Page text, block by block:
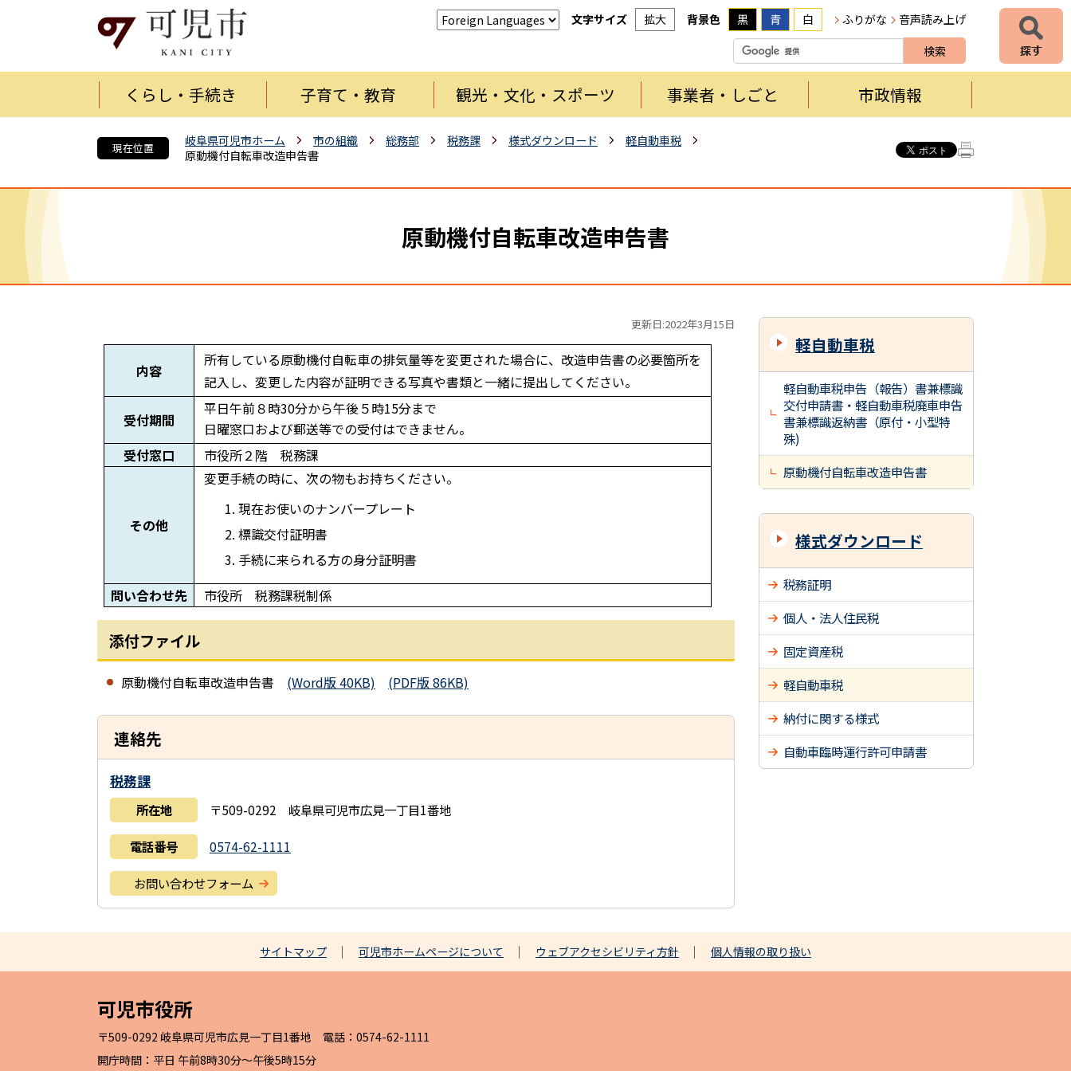
文字サイズ 拡大 背景色 黒 青 白 ふりがな 音声読み上げ
くらし・手続き 子育て・教育 観光・文化・スポーツ 事業者・しごと 市政情報
現在位置 岐阜県可児市ホーム 市の組織 総務部 税務課 様式ダウンロード
軽自動車税
原動機付自転車改造申告書
原動機付自転車改造申告書
更新日:2022年3月15日
内容
所有している原動機付自転車の排気量等を変更された場合に、改造申告書の必要箇所を
記入し、変更した内容が証明できる写真や書類と一緒に提出してください。
受付期間
平日午前８時30分から午後５時15分まで
日曜窓口および郵送等での受付はできません。
受付窓口
市役所２階 税務課
その他
変更手続の時に、次の物もお持ちください。
現在お使いのナンバープレート
標識交付証明書
手続に来られる方の身分証明書
問い合わせ先
市役所 税務課税制係
添付ファイル
原動機付自転車改造申告書 (Word版 40KB) (PDF版 86KB)
連絡先
税務課
所在地 〒509-0292 岐阜県可児市広見一丁目1番地
電話番号 0574-62-1111
お問い合わせフォーム
軽自動車税
軽自動車税申告（報告）書兼標識
交付申請書・軽自動車税廃車申告
書兼標識返納書（原付・小型特
殊)
原動機付自転車改造申告書
様式ダウンロード
税務証明
個人・法人住民税
固定資産税
軽自動車税
納付に関する様式
自動車臨時運行許可申請書
サイトマップ 可児市ホームページについて ウェブアクセシビリティ方針 個人情報の取り扱い
可児市役所
〒509-0292 岐阜県可児市広見一丁目1番地 電話：0574-62-1111
開庁時間：平日 午前8時30分～午後5時15分